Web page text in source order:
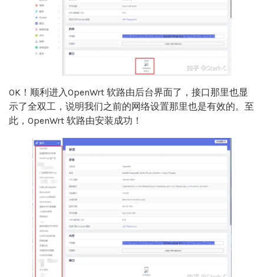
OK！顺利进入OpenWrt 软路由后台界面了，接口那里也显
示了全双工，说明我们之前的网络设置那里也是有效的。至
此，OpenWrt 软路由安装成功！